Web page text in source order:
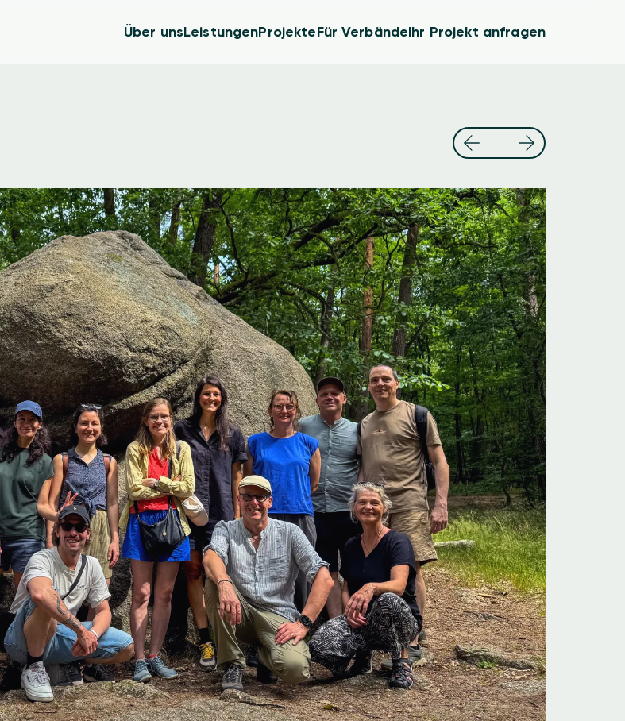
Über unsLeistungenProjekteFür VerbändeIhr Projekt anfragen